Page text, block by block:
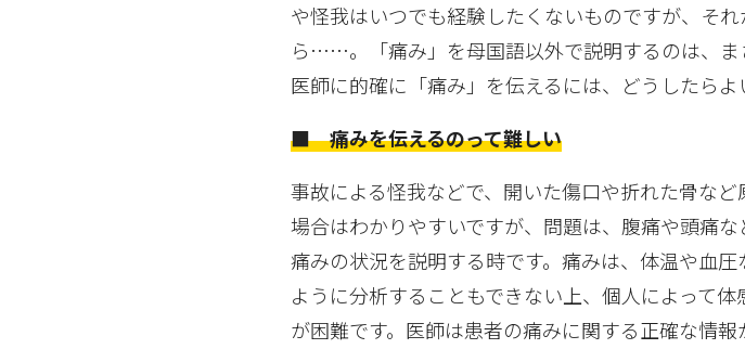
や怪我はいつでも経験したくないものですが、そ
ら……。「痛み」を母国語以外で説明するのは、ま
医師に的確に「痛み」を伝えるには、どうしたらよ
■ 痛みを伝えるのって難しい
事故による怪我などで、開いた傷口や折れた骨な
場合はわかりやすいですが、問題は、腹痛や頭痛
痛みの状況を説明する時です。痛みは、体温や血
ように分析することもできない上、個人によって
が困難です。医師は患者の痛みに関する正確な情